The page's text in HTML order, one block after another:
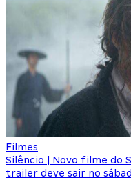
Filmes
Silêncio | Novo filme do
trailer deve sair no